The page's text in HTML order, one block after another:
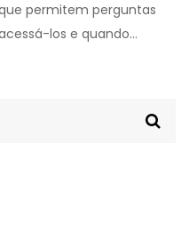
permitem perguntas
los e quando